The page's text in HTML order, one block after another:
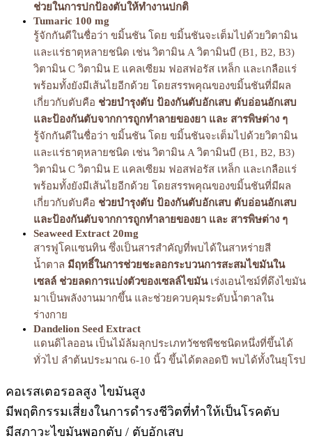
ช่วยในการปกป้องตับให้ทำงานปกติ
Tumaric 100 mg
รู้จักกันดีในชื่อว่า ขมิ้นชัน โดย ขมิ้นชันจะเต็มไปด้วยวิตามิน
และแร่ธาตุหลายชนิด เช่น วิตามิน A วิตามินบี (B1, B2, B3)
วิตามิน C วิตามิน E แคลเซียม ฟอสฟอรัส เหล็ก และเกลือแร่
พร้อมทั้งยังมีเส้นไยอีกด้วย โดยสรรพคุณของขมิ้นชันที่มีผล
เกี่ยวกับตับคือ ช่วยบำรุงตับ ป้องกันตับอักเสบ ตับอ่อนอักเสบ
และป้องกันตับจากการถูกทำลายของยา และ สารพิษต่าง ๆ
รู้จักกันดีในชื่อว่า ขมิ้นชัน โดย ขมิ้นชันจะเต็มไปด้วยวิตามิน
และแร่ธาตุหลายชนิด เช่น วิตามิน A วิตามินบี (B1, B2, B3)
วิตามิน C วิตามิน E แคลเซียม ฟอสฟอรัส เหล็ก และเกลือแร่
พร้อมทั้งยังมีเส้นไยอีกด้วย โดยสรรพคุณของขมิ้นชันที่มีผล
เกี่ยวกับตับคือ ช่วยบำรุงตับ ป้องกันตับอักเสบ ตับอ่อนอักเสบ
และป้องกันตับจากการถูกทำลายของยา และ สารพิษต่าง ๆ
Seaweed Extract 20mg
สารฟูโคแซนทิน ซึ่งเป็นสารสำคัญที่พบได้ในสาหร่ายสี
น้ำตาล มีฤทธิ์ในการช่วยชะลอกระบวนการสะสมไขมันใน
เซลล์ ช่วยลดการแบ่งตัวของเซลล์ไขมันเร่งเอนไซม์ที่ดึงไขมัน
มาเป็นพลังงานมากขึ้น และช่วยควบคุมระดับน้ำตาลใน
ร่างกาย
Dandelion Seed Extract
แดนดิไลออน เป็นไม้ล้มลุกประเภทวัชชพืชชนิดหนึ่งที่ขึ้นได้
ทั่วไป ลำต้นประมาณ 6-10 นิ้ว ขึ้นได้ตลอดปี พบได้ทั้งในยุโรป
คอเรสเตอรอลสูง ไขมันสูง
มีพฤติกรรมเสี่ยงในการดำรงชีวิตที่ทำให้เป็นโรคตับ
มีสภาวะไขมันพอกตับ / ตับอักเสบ